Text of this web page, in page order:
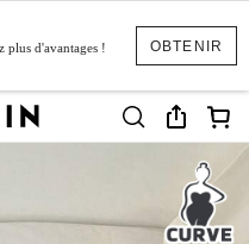
OBTENIR
plus d'avantages !